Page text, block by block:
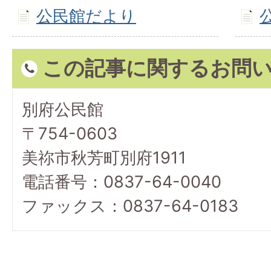
公民館だより
この記事に関するお問
別府公民館
〒754-0603
美祢市秋芳町別府1911
電話番号：0837-64-0040
ファックス：0837-64-0183